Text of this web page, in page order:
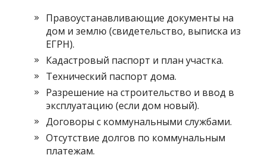
Правоустанавливающие документы на
дом и землю (свидетельство, выписка из
ЕГРН).
Кадастровый паспорт и план участка.
Технический паспорт дома.
Разрешение на строительство и ввод в
эксплуатацию (если дом новый).
Договоры с коммунальными службами.
Отсутствие долгов по коммунальным
платежам.